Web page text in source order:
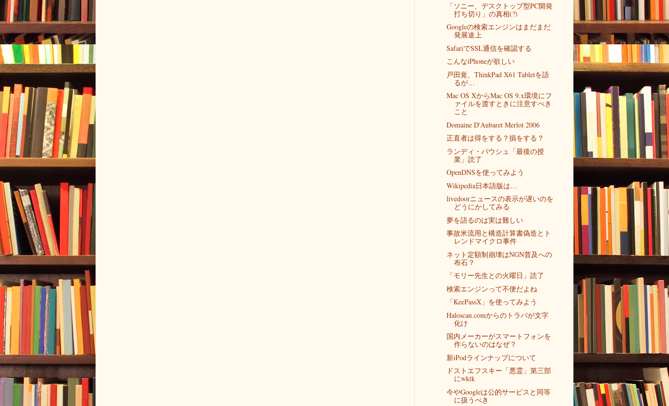
「ソニー、デスクトップ型PC開発
打ち切り」の真相(?)
Googleの検索エンジンはまだまだ
発展途上
SafariでSSL通信を確認する
こんなiPhoneが欲しい
戸田覚、ThinkPad X61 Tabletを語
るが…
Mac OS XからMac OS 9.x環境にフ
ァイルを渡すときに注意すべき
こと
Domaine D'Aubaret Merlot 2006
正直者は得をする？損をする？
ランディ・パウシュ「最後の授
業」読了
OpenDNSを使ってみよう
Wikipedia日本語版は…
livedoorニュースの表示が遅いのを
どうにかしてみる
夢を語るのは実は難しい
事故米流用と構造計算書偽造とト
レンドマイクロ事件
ネット定額制崩壊はNGN普及への
布石？
「モリー先生との火曜日」読了
検索エンジンって不便だよね
「KeePassX」を使ってみよう
Haloscan.comからのトラバが文字
化け
国内メーカーがスマートフォンを
作らないのはなぜ？
新iPodラインナップについて
ドストエフスキー「悪霊」第三部
にwktk
今やGoogleは公的サービスと同等
に扱うべき